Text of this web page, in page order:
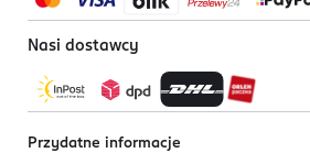
Nasi dostawcy
Przydatne informacje